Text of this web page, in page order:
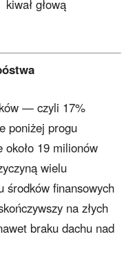
głową
— czyli 17%
poniżej progu
19 milionów
wielu
środków finansowych
na złych
braku dachu nad